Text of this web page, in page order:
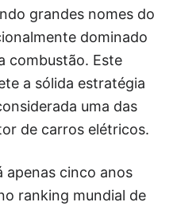
grandes nomes do
dominado
combustão. Este
a sólida estratégia
uma das
de carros elétricos.
apenas cinco anos
ranking mundial de